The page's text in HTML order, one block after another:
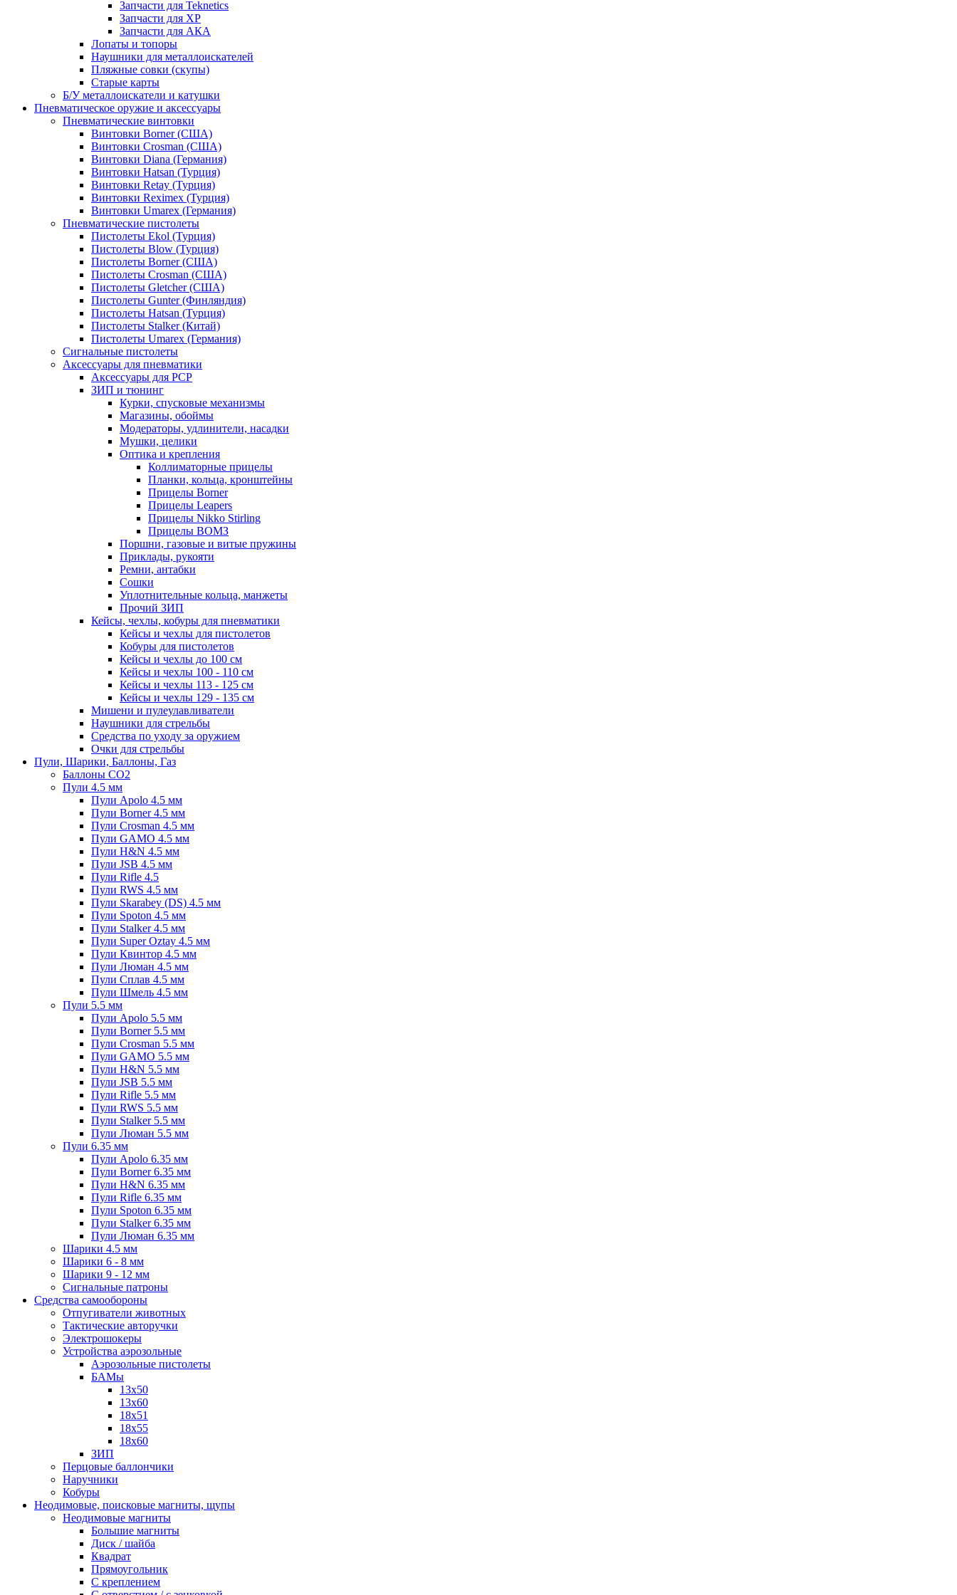
Запчасти для Teknetics
Запчасти для XP
Запчасти для АКА
Лопаты и топоры
Наушники для металлоискателей
Пляжные совки (скупы)
Старые карты
Б/У металлоискатели и катушки
Пневматическое оружие и аксессуары
Пневматические винтовки
Винтовки Borner (США)
Винтовки Crosman (США)
Винтовки Diana (Германия)
Винтовки Hatsan (Турция)
Винтовки Retay (Турция)
Винтовки Reximex (Турция)
Винтовки Umarex (Германия)
Пневматические пистолеты
Пистолеты Ekol (Турция)
Пистолеты Blow (Турция)
Пистолеты Borner (США)
Пистолеты Crosman (США)
Пистолеты Gletcher (США)
Пистолеты Gunter (Финляндия)
Пистолеты Hatsan (Турция)
Пистолеты Stalker (Китай)
Пистолеты Umarex (Германия)
Сигнальные пистолеты
Аксессуары для пневматики
Аксессуары для PCP
ЗИП и тюнинг
Курки, спусковые механизмы
Магазины, обоймы
Модераторы, удлинители, насадки
Мушки, целики
Оптика и крепления
Коллиматорные прицелы
Планки, кольца, кронштейны
Прицелы Borner
Прицелы Leapers
Прицелы Nikko Stirling
Прицелы ВОМЗ
Поршни, газовые и витые пружины
Приклады, рукояти
Ремни, антабки
Сошки
Уплотнительные кольца, манжеты
Прочий ЗИП
Кейсы, чехлы, кобуры для пневматики
Кейсы и чехлы для пистолетов
Кобуры для пистолетов
Кейсы и чехлы до 100 см
Кейсы и чехлы 100 - 110 см
Кейсы и чехлы 113 - 125 см
Кейсы и чехлы 129 - 135 см
Мишени и пулеулавливатели
Наушники для стрельбы
Средства по уходу за оружием
Очки для стрельбы
Пули, Шарики, Баллоны, Газ
Баллоны CO2
Пули 4.5 мм
Пули Apolo 4.5 мм
Пули Borner 4.5 мм
Пули Crosman 4.5 мм
Пули GAMO 4.5 мм
Пули H&N 4.5 мм
Пули JSB 4.5 мм
Пули Rifle 4.5
Пули RWS 4.5 мм
Пули Skarabey (DS) 4.5 мм
Пули Spoton 4.5 мм
Пули Stalker 4.5 мм
Пули Super Oztay 4.5 мм
Пули Квинтор 4.5 мм
Пули Люман 4.5 мм
Пули Сплав 4.5 мм
Пули Шмель 4.5 мм
Пули 5.5 мм
Пули Apolo 5.5 мм
Пули Borner 5.5 мм
Пули Crosman 5.5 мм
Пули GAMO 5.5 мм
Пули H&N 5.5 мм
Пули JSB 5.5 мм
Пули Rifle 5.5 мм
Пули RWS 5.5 мм
Пули Stalker 5.5 мм
Пули Люман 5.5 мм
Пули 6.35 мм
Пули Apolo 6.35 мм
Пули Borner 6.35 мм
Пули H&N 6.35 мм
Пули Rifle 6.35 мм
Пули Spoton 6.35 мм
Пули Stalker 6.35 мм
Пули Люман 6.35 мм
Шарики 4.5 мм
Шарики 6 - 8 мм
Шарики 9 - 12 мм
Сигнальные патроны
Средства самообороны
Отпугиватели животных
Тактические авторучки
Электрошокеры
Устройства аэрозольные
Аэрозольные пистолеты
БАМы
13х50
13х60
18х51
18х55
18х60
ЗИП
Перцовые баллончики
Наручники
Кобуры
Неодимовые, поисковые магниты, щупы
Неодимовые магниты
Большие магниты
Диск / шайба
Квадрат
Прямоугольник
С креплением